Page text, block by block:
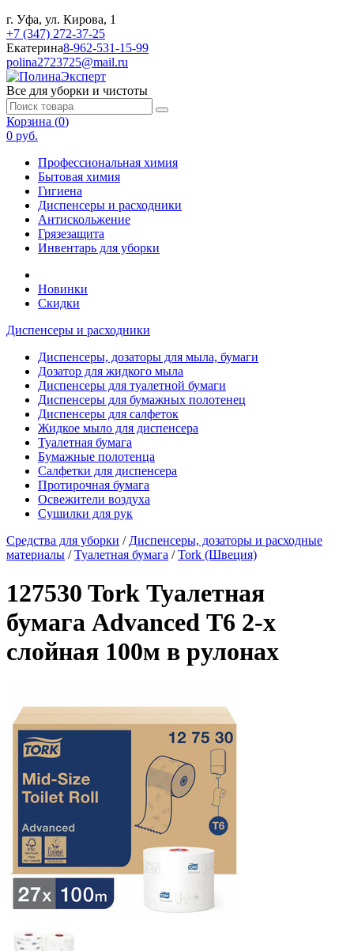
г. Уфа, ул. Кирова, 1
+7 (347) 272-37-25
Екатерина8-962-531-15-99
polina2723725@mail.ru
Все для уборки и чистоты
Корзина (0)
0 руб.
Профессиональная химия
Бытовая химия
Гигиена
Диспенсеры и расходники
Антискольжение
Грязезащита
Инвентарь для уборки
Новинки
Скидки
Диспенсеры и расходники
Диспенсеры, дозаторы для мыла, бумаги
Дозатор для жидкого мыла
Диспенсеры для туалетной бумаги
Диспенсеры для бумажных полотенец
Диспенсеры для салфеток
Жидкое мыло для диспенсера
Туалетная бумага
Бумажные полотенца
Салфетки для диспенсера
Протирочная бумага
Освежители воздуха
Сушилки для рук
Средства для уборки / Диспенсеры, дозаторы и расходные
материалы /Туалетная бумага /Tork (Швеция)
127530 Tork Туалетная
бумага Advanced Т6 2-х
слойная 100м в рулонах